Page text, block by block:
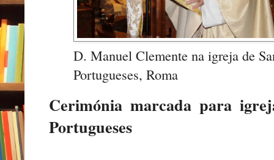
D. Manuel Clemente na igreja de
Portugueses, Roma
Cerimónia marcada para
Portugueses